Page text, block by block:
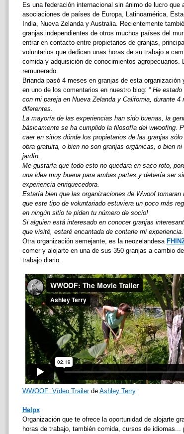
Es una federación internacional sin ánimo de lucro que
asociaciones de países de Europa, Latinoamérica,
India, Nueva Zelanda y Australia. Recientemente
granjas independientes de otros muchos países del
entrar en contacto entre propietarios de granjas,
voluntarios que dedican unas horas de su trabajo a
comida y adquisición de conocimientos agropecuarios.
remunerado.
Brianda pasó 4 meses en granjas de esta organización
en uno de los comentarios en nuestro blog: “ He estado
con mi pareja en Nueva Zelanda y California, durante 4
diferentes.
La mayoría de las experiencias han sido buenas, la
básicamente se ha cumplido la filosofía del wwoofing.
caer en sitios dónde los propietarios de las granjas
obra gratuita, o bien no son granjas orgánicas, o bien ni
jardín..
Me gustaría que todo esto no quedara en saco roto,
una idea muy buena para ambas partes y debería ser
experiencia enriquecedora.
Estaría bien que las organizaciones de Wwoof tomaran
que este tipo de voluntariado estuviera un poco más
en ningún sitio te piden tu número de socio!
Si alguien está interesado en conocer granjas
que visité, estaré encantada de contarle mi experiencia.
Otra organización semejante, es la neozelandesa
comer y alojarte en una de sus 350 granjas a cambio
trabajo diario.
WWOOF: Vídeo Trailerde Ashley Terry
Helpx
Organización que te ofrece la oportunidad de alojarte
horas de trabajo, también comida, cursos de idiomas...
Desde